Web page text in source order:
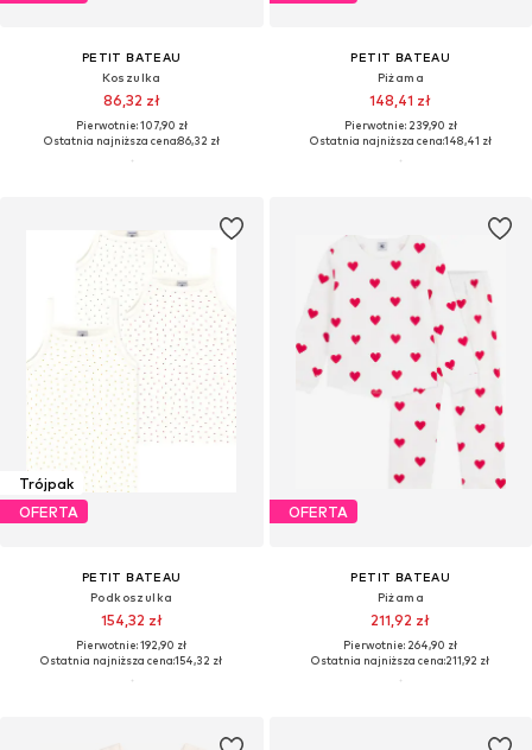
PETIT BATEAU
Koszulka
86,32 zł
Pierwotnie: 107,90 zł
Ostatnia najniższa cena:86,32 zł
PETIT BATEAU
Piżama
148,41 zł
Pierwotnie: 239,90 zł
Ostatnia najniższa cena:148,41 zł
Trójpak
OFERTA
PETIT BATEAU
Podkoszulka
154,32 zł
Pierwotnie: 192,90 zł
Ostatnia najniższa cena:154,32 zł
OFERTA
PETIT BATEAU
Piżama
211,92 zł
Pierwotnie: 264,90 zł
Ostatnia najniższa cena:211,92 zł